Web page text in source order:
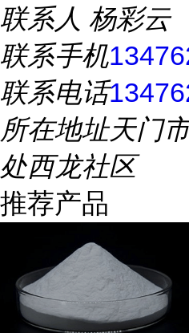
联系人 杨彩云
联系手机
联系电话
所在地址天门
处西龙社区
推荐产品